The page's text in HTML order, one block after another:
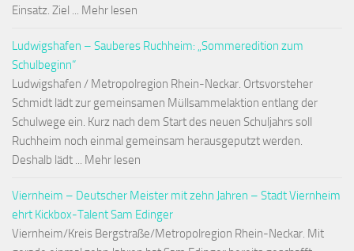
Einsatz. Ziel ... Mehr lesen
Ludwigshafen – Sauberes Ruchheim: „Sommeredition zum
Schulbeginn“
Ludwigshafen / Metropolregion Rhein-Neckar. Ortsvorsteher
Schmidt lädt zur gemeinsamen Müllsammelaktion entlang der
Schulwege ein. Kurz nach dem Start des neuen Schuljahrs soll
Ruchheim noch einmal gemeinsam herausgeputzt werden.
Deshalb lädt ... Mehr lesen
Viernheim – Deutscher Meister mit zehn Jahren – Stadt Viernheim
ehrt Kickbox-Talent Sam Edinger
Viernheim/Kreis Bergstraße/Metropolregion Rhein-Neckar. Mit